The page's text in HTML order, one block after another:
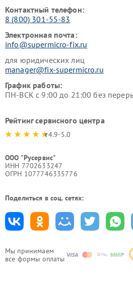
Мы принимаем
все формы оплаты
Контактный телефон:
8 (800) 301-55-83
Электронная почта:
info@supermicro-fix.ru
для юридических лиц
manager@fix-supermicro.ru
График работы:
ПН-ВСК с 9:00 до 21:00 без
Рейтинг сервисного центра
4.9-5.0
ООО "Русервис"
ИНН 7702633247
ОГРН 1077746335776
Поделиться в соц. сетях: